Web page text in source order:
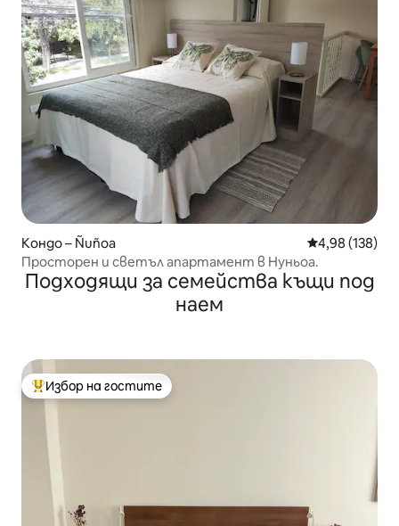
Кондо – Ñuñoa Средна
4,98 (138)
Просторен и светъл апартамент в Нуньоа.
Подходящи за семейства къщи под
наем
Най-популярен избор на гостите
Избор на гостите